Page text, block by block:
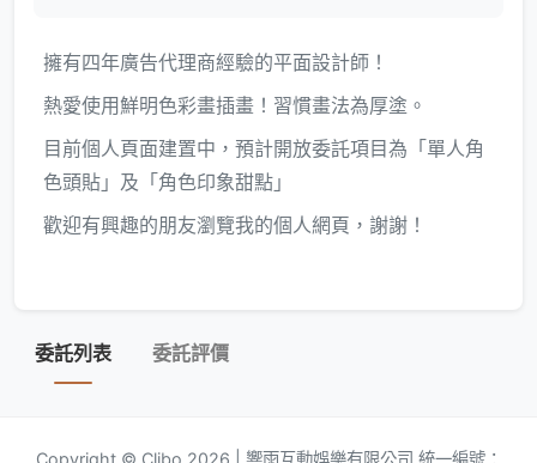
擁有四年廣告代理商經驗的平面設計師！
熱愛使用鮮明色彩畫插畫！習慣畫法為厚塗。
目前個人頁面建置中，預計開放委託項目為「單人角
色頭貼」及「角色印象甜點」
歡迎有興趣的朋友瀏覽我的個人網頁，謝謝！
委託列表 委託評價